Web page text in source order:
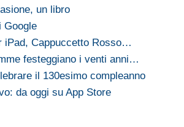
un libro
Google
iPad, Cappuccetto Rosso…
festeggiano i venti anni…
il 130esimo compleanno
da oggi su App Store